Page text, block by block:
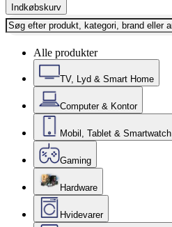
Indkøbskurv
Alle produkter
TV, Lyd & Smart Home
Computer & Kontor
Mobil, Tablet & Smartwatch
Gaming
Hardware
Hvidevarer